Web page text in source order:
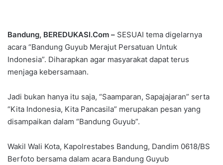
Bandung, BEREDUKASI.Com – SESUAI tema digelarnya
acara “Bandung Guyub Merajut Persatuan Untuk
Indonesia”. Diharapkan agar masyarakat dapat terus
menjaga kebersamaan.
Jadi bukan hanya itu saja, “Saamparan, Sapajajaran” serta
“Kita Indonesia, Kita Pancasila” merupakan pesan yang
disampaikan dalam “Bandung Guyub”.
Wakil Wali Kota, Kapolrestabes Bandung, Dandim 0618/BS
Berfoto bersama dalam acara Bandung Guyub